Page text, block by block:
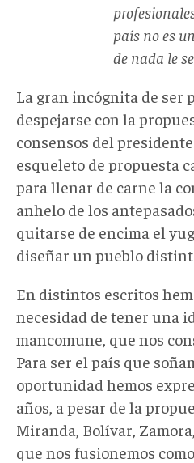
país no es
de nada le
La gran incógnita de ser
despejarse con la
consensos del
esqueleto de propuesta
para llenar de carne la
anhelo de los
quitarse de encima el
diseñar un pueblo
En distintos escritos
necesidad de tener una
mancomune, que nos
Para ser el país que
oportunidad hemos
años, a pesar de la
Miranda, Bolívar,
que nos fusionemos